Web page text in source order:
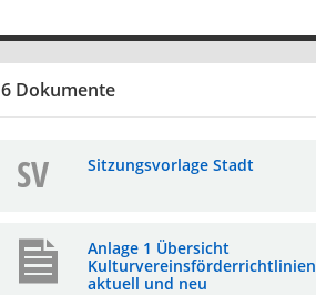
6 Dokumente
SV Sitzungsvorlage Stadt
Anlage 1 Übersicht
Kulturvereinsförderrichtlinien
aktuell und neu